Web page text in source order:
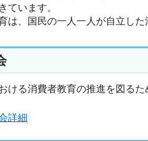
ています。
、国民の一人一人が自立した
ける消費者教育の推進を図る
詳細